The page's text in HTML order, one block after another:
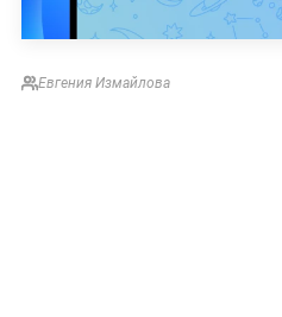
Евгения Измайлова